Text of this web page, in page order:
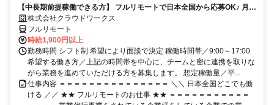
【中長期前提稼働できる方】 フルリモートで日本全国から応募OK♪ 月稼
働80時間で安定収入！
株式会社クラウドワークス
フルリモート
時給1,900円以上
勤務時間 シフト制 希望により面談で決定 稼働時間帯／9:00～17:00
希望する働き方／上記の時間帯を中心に、チームと密に連携を取りな
がら業務を進めていただける方を募集します。 想定稼働量／平...
仕事内容 ＝＝＝＝＝＝＝＝＝＝＝＝＝＝＝ ＼＼ 日本全国どこでも働
ける ／／ ★★ フルリモートのお仕事 ★★ ＝＝＝＝＝＝＝＝＝＝＝